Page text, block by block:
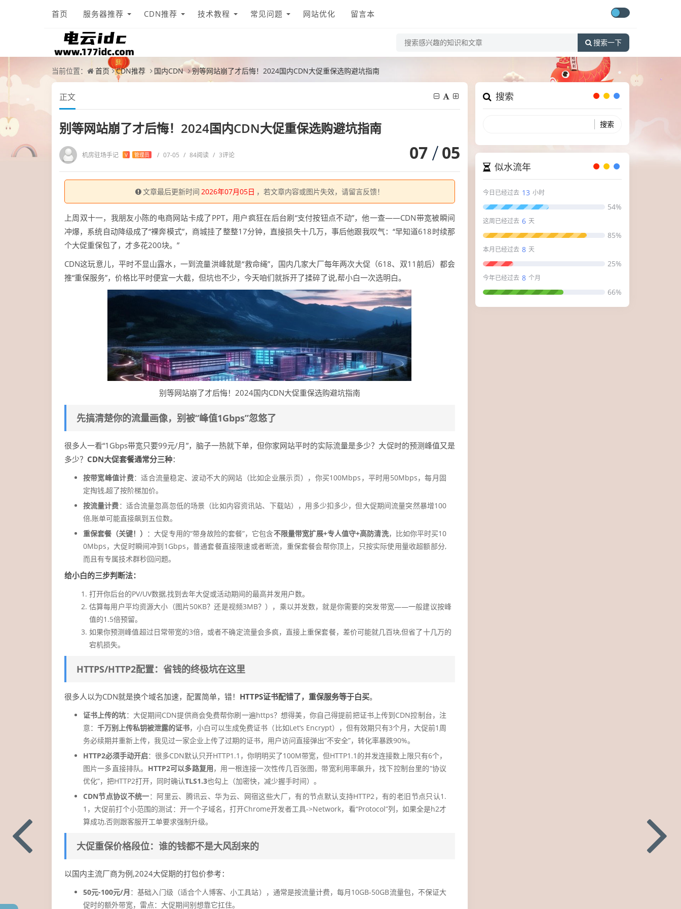
首页 服务器推荐 CDN推荐 技术教程 常见问题 网站优化 留言本
搜索一下
当前位置： 首页 CDN推荐 国内CDN 别等网站崩了才后悔！2024国内CDN大促重保选购避坑指南
正文
别等网站崩了才后悔！2024国内CDN大促重保选购避坑指南
机房驻场手记 V 管理员 / 07-05 / 84阅读 / 3评论 07 05
文章最后更新时间 2026年07月05日 ，若文章内容或图片失效，请留言反馈！
上周双十一，我朋友小陈的电商网站卡成了PPT，用户疯狂在后台刷“支付按钮点不动”，他一查——CDN带宽被瞬间
冲爆，系统自动降级成了“裸奔模式”，商城挂了整整17分钟，直接损失十几万，事后他跟我叹气：“早知道618时续那
个大促重保包了，才多花200块。”
CDN这玩意儿，平时不显山露水，一到流量洪峰就是“救命绳”，国内几家大厂每年两次大促（618、双11前后）都会
推“重保服务”，价格比平时便宜一大截，但坑也不少，今天咱们就拆开了揉碎了说,帮小白一次选明白。
别等网站崩了才后悔！2024国内CDN大促重保选购避坑指南
先搞清楚你的流量画像，别被“峰值1Gbps”忽悠了
很多人一看“1Gbps带宽只要99元/月”，脑子一热就下单，但你家网站平时的实际流量是多少？大促时的预测峰值又是
多少？ CDN大促套餐通常分三种：
按带宽峰值计费：适合流量稳定、波动不大的网站（比如企业展示页），你买100Mbps，平时用50Mbps，每月固
定掏钱,超了按阶梯加价。
按流量计费：适合流量忽高忽低的场景（比如内容资讯站、下载站），用多少扣多少，但大促期间流量突然暴增100
倍,账单可能直接飙到五位数。
重保套餐（关键！） ：大促专用的“带身故险的套餐”，它包含不限量带宽扩展+专人值守+高防清洗，比如你平时买10
0Mbps，大促时瞬间冲到1Gbps，普通套餐直接限速或者断流，重保套餐会帮你顶上，只按实际使用量收超额部分,
而且有专属技术群秒回问题。
给小白的三步判断法：
打开你后台的PV/UV数据,找到去年大促或活动期间的最高并发用户数。
估算每用户平均资源大小（图片50KB？还是视频3MB？），乘以并发数，就是你需要的突发带宽——一般建议按峰
值的1.5倍预留。
如果你预测峰值超过日常带宽的3倍，或者不确定流量会多疯，直接上重保套餐，差价可能就几百块,但省了十几万的
宕机损失。
HTTPS/HTTP2配置：省钱的终极坑在这里
很多人以为CDN就是换个域名加速，配置简单，错！ HTTPS证书配错了，重保服务等于白买。
证书上传的坑：大促期间CDN提供商会免费帮你刷一遍https？想得美，你自己得提前把证书上传到CDN控制台，注
意： 千万别上传私钥被泄露的证书，小白可以生成免费证书（比如Let‘s Encrypt），但有效期只有3个月，大促前1周
务必续期并重新上传，我见过一家企业上传了过期的证书，用户访问直接弹出“不安全”，转化率暴跌90%。
HTTP2必须手动开启：很多CDN默认只开HTTP1.1，你明明买了100M带宽，但HTTP1.1的并发连接数上限只有6个，
图片一多直接排队。 HTTP2可以多路复用，用一根连接一次性传几百张图，带宽利用率飙升，找下控制台里的“协议
优化”，把HTTP2打开，同时确认TLS1.3也勾上（加密快，减少握手时间）。
CDN节点协议不统一：阿里云、腾讯云、华为云、网宿这些大厂，有的节点默认支持HTTP2，有的老旧节点只认1.
1，大促前打个小范围的测试：开一个子域名，打开Chrome开发者工具->Network，看“Protocol”列，如果全是h2才
算成功,否则跟客服开工单要求强制升级。
大促重保价格段位：谁的钱都不是大风刮来的
以国内主流厂商为例,2024大促期的打包价参考：
50元-100元/月 ：基础入门级（适合个人博客、小工具站），通常是按流量计费，每月10GB-50GB流量包，不保证大
促时的额外带宽，雷点：大促期间别想靠它扛住。
搜索
似水流年
今日已经过去 13 小时
54%
这周已经过去 6 天
85%
本月已经过去 8 天
25%
今年已经过去 8 个月
66%